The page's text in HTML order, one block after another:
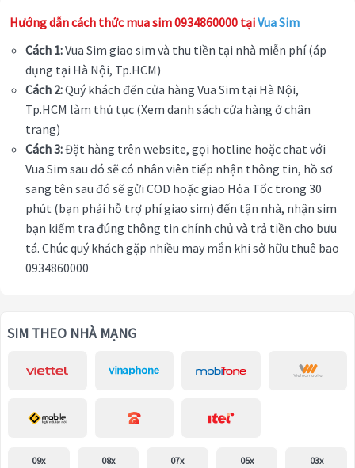
Hướng dẫn cách thức mua sim 0934860000 tạiVua Sim
Cách 1:Vua Sim giao sim và thu tiền tại nhà miễn phí (áp
dụng tại Hà Nội, Tp.HCM)
Cách 2:Quý khách đến cửa hàng Vua Sim tại Hà Nội,
Tp.HCM làm thủ tục (Xem danh sách cửa hàng ở chân
trang)
Cách 3:Đặt hàng trên website, gọi hotline hoặc chat với
Vua Sim sau đó sẽ có nhân viên tiếp nhận thông tin, hồ sơ
sang tên sau đó sẽ gửi COD hoặc giao Hỏa Tốc trong 30
phút (bạn phải hỗ trợ phí giao sim) đến tận nhà, nhận sim
bạn kiểm tra đúng thông tin chính chủ và trả tiền cho bưu
tá. Chúc quý khách gặp nhiều may mắn khi sở hữu thuê bao
0934860000
SIM THEO NHÀ MẠNG
09x 08x 07x 05x 03x